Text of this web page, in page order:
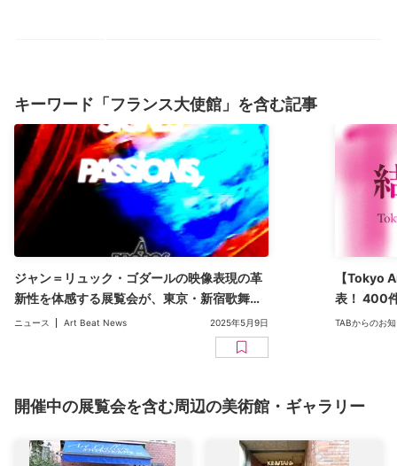
キーワード「フランス大使館」を含む記事
ジャン＝リュック・ゴダールの映像表現の革
新性を体感する展覧会が、東京・新宿歌舞伎
町の王城ビルで今夏開催
ニュース Art Beat News 2025年5月9日
【Tokyo
表！ 400
ーザーの
TABからのお
開催中の展覧会を含む周辺の美術館・ギャラリー